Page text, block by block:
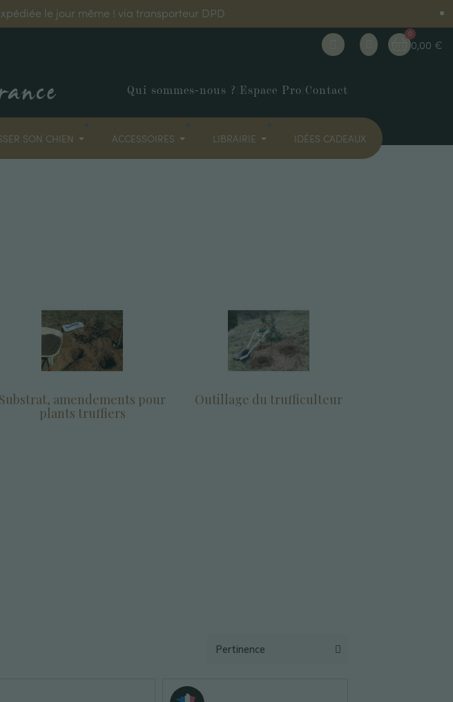
le jour même ! via transporteur DPD
0,00 €
Qui sommes-nous ? Espace Pro Contact
SON CHIEN ACCESSOIRES LIBRAIRIE IDÉES CADEAUX
Substrat, amendements pour
plants truffiers
Outillage du trufficulteur